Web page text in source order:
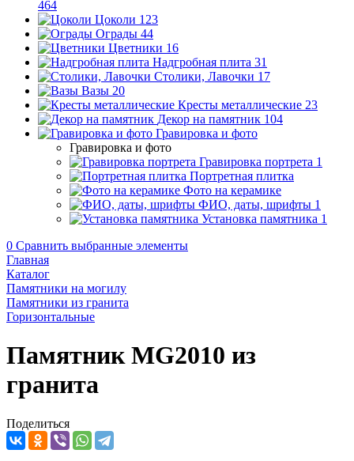
464
Цоколи 123
Ограды 44
Цветники 16
Надгробная плита 31
Столики, Лавочки 17
Вазы 20
Кресты металлические 23
Декор на памятник 104
Гравировка и фото
Гравировка и фото
Гравировка портрета 1
Портретная плитка
Фото на керамике
ФИО, даты, шрифты 1
Установка памятника 1
0 Сравнить выбранные элементы
Главная
Каталог
Памятники на могилу
Памятники из гранита
Горизонтальные
Памятник MG2010 из
гранита
Поделиться